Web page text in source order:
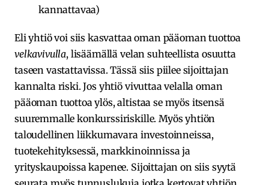
kannattavaa)
Eli yhtiö voi siis kasvattaa oman pääoman tuottoa
velkavivulla, lisäämällä velan suhteellista osuutta
taseen vastattavissa. Tässä siis piilee sijoittajan
kannalta riski. Jos yhtiö vivuttaa velalla oman
pääoman tuottoa ylös, altistaa se myös itsensä
suuremmalle konkurssiriskille. Myös yhtiön
taloudellinen liikkumavara investoinneissa,
tuotekehityksessä, markkinoinnissa ja
yrityskaupoissa kapenee. Sijoittajan on siis syytä